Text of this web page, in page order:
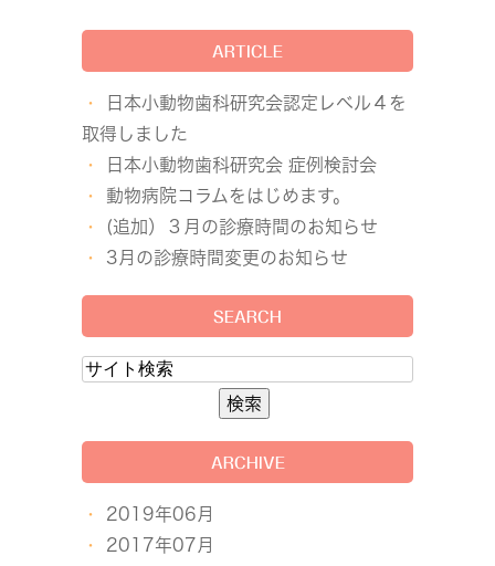
ARTICLE
日本小動物歯科研究会認定レベル４を
取得しました
日本小動物歯科研究会 症例検討会
動物病院コラムをはじめます。
(追加）３月の診療時間のお知らせ
3月の診療時間変更のお知らせ
SEARCH
ARCHIVE
2019年06月
2017年07月